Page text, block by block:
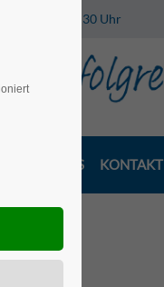
| Fr. 7:45 - 13:30 Uhr
EVELS KONTAKT